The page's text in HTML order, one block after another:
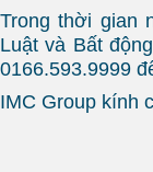
Trong thời gian
Luật và Bất
0166.593.9999
IMC Group kính